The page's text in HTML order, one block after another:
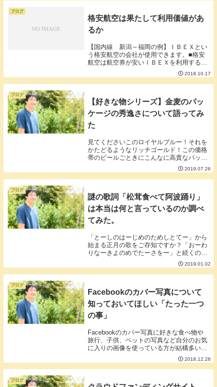
ブログ
格安航空は果たして利用価値があ
るか
【国内線 新潟～福岡の例】ＩＢＥＸとい
う格安航空の会社が使用できます。■格安
航空は航空券が安いＩＢＥＸを利用すると
そのときによると思いますが私の場合、３
０００円くらい安く航空券が手に入りまし
た。■格安航空を利用すると手数料が取ら
2018.10.17
ブログ
【好きな物シリーズ】金麦のパッ
ケージの秀逸さについて語ってみ
た
見てくださいこのロイヤルブルー！それを
かたどるようなリッチゴールド！この価格
帯のビールごときにこんなに高貴なパッケ
ージを使っていいのでしょうか？金麦って
商品名を麦でくくってセンターに配置する
というシンプルかつスタイリッシュなデザ
2019.07.26
ブログ
謎の歌詞「松茸食べて阿波踊り」
は本当は何と言っているのか調べ
てみた。
「とーしのはーじめのためしとてー」から
始まる正月の歌をご存知ですか？「おーわ
りなーきよのめでたーさをー」と続くので
すが、問題はその次「まつたけたーべてあ
わおーどりー」・・・・・？？？「松茸食
べて阿波踊り？？」何？正月って松茸食べ
2019.01.02
ブログ
Facebookのカバー写真について
知っておいてほしい「たった一つ
の事」
Facebookのカバー写真に好きな食べ物や
旅行、子供、ペットの写真など自分のお気
に入りの画像を使っている方が結構多いと
思います。楽しそうだなー美味しそうだな
ーかわいいなーなどなどと思う反面プリフ
ィールとしてはあまり合理的では思いま
2018.12.28
ブログ